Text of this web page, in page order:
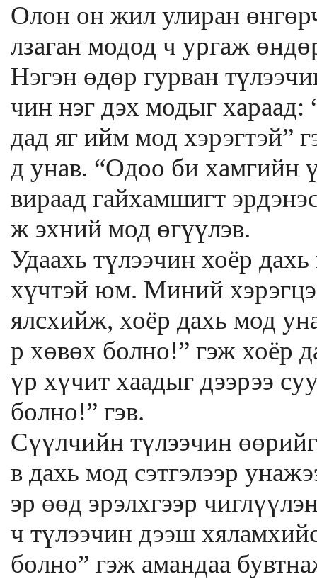
Олон он жил улиран
лзаган модод ч ургаж
Нэгэн өдөр гурван
чин нэг дэх модыг
дад яг ийм мод хэрэгтэй”
д унав. “Одоо би хамгийн
вираад гайхамшигт
ж эхний мод өгүүлэв.
Удаахь түлээчин хоёр
хүчтэй юм. Миний
ялсхийж, хоёр дахь мод
р хөвөх болно!” гэж хоёр
үр хүчит хаадыг дээрээ
болно!” гэв.
Сүүлчийн түлээчин
в дахь мод сэтгэлээр
эр өөд эрэлхгээр
ч түлээчин дээш
болно” гэж амандаа